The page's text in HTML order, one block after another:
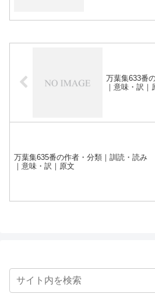
万葉集633番
｜意味・訳｜
万葉集635番の作者・分類｜訓読・読み
｜意味・訳｜原文